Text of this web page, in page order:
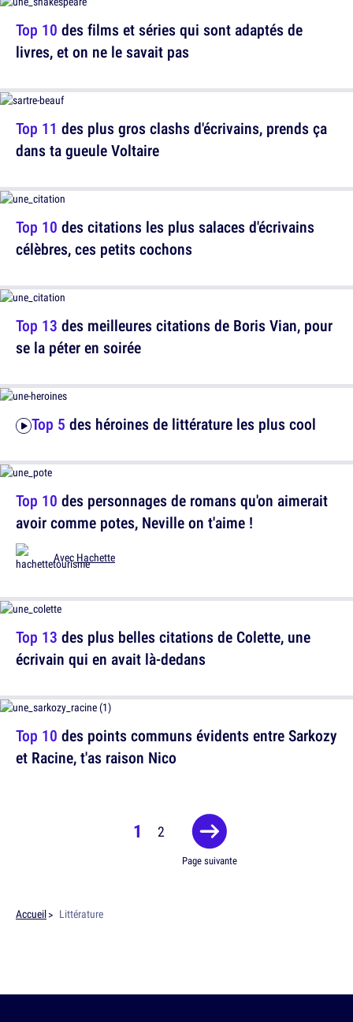
Top 10 des films et séries qui sont adaptés de
livres, et on ne le savait pas
Top 10 des citations les plus salaces d'écrivains
célèbres, ces petits cochons
Top 5 des héroines de littérature les plus cool
Top 13 des plus belles citations de Colette, une
écrivain qui en avait là-dedans
Top 11 des plus gros clashs d'écrivains, prends ça
dans ta gueule Voltaire
Top 13 des meilleures citations de Boris Vian, pour
se la péter en soirée
Top 10 des personnages de romans qu'on aimerait
avoir comme potes, Neville on t'aime !
Avec Hachette
Top 10 des points communs évidents entre Sarkozy
et Racine, t'as raison Nico
1 2
Page suivante
Accueil Littérature